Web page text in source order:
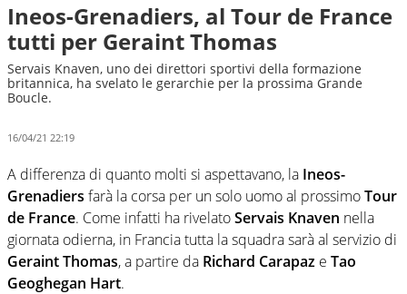
Ineos-Grenadiers, al Tour de France
tutti per Geraint Thomas
Servais Knaven, uno dei direttori sportivi della formazione
britannica, ha svelato le gerarchie per la prossima Grande
Boucle.
16/04/21 22:19
A differenza di quanto molti si aspettavano, la Ineos-
Grenadiers farà la corsa per un solo uomo al prossimoTour
de France. Come infatti ha rivelatoServais Knaven nella
giornata odierna, in Francia tutta la squadra sarà al servizio di
Geraint Thomas, a partire da Richard Carapaz e Tao
Geoghegan Hart.